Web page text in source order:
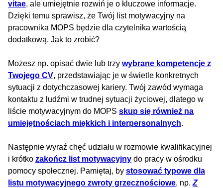
vitae, ale umiejętnie rozwiń je o kluczowe informacje.
Dzięki temu sprawisz, że Twój list motywacyjny na
pracownika MOPS będzie dla czytelnika wartością
dodatkową. Jak to zrobić?
Możesz np. opisać dwie lub trzy wybrane kompetencje z
Twojego CV, przedstawiając je w świetle konkretnych
sytuacji z dotychczasowej kariery. Twój zawód wymaga
kontaktu z ludźmi w trudnej sytuacji życiowej, dlatego w
liście motywacyjnym do MOPS skup się również na
umiejętnościach miękkich i interpersonalnych.
Następnie wyraź chęć udziału w rozmowie kwalifikacyjnej
i krótko zakończ list motywacyjny do pracy w ośrodku
pomocy społecznej. Pamiętaj, by stosować typowe dla
listu motywacyjnego zwroty grzecznościowe, np. Z